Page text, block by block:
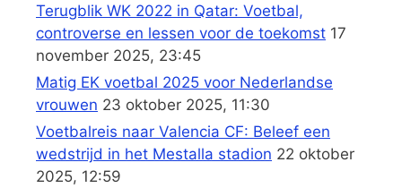
Terugblik WK 2022 in Qatar: Voetbal,
controverse en lessen voor de toekomst 17
november 2025, 23:45
Matig EK voetbal 2025 voor Nederlandse
vrouwen 23 oktober 2025, 11:30
Voetbalreis naar Valencia CF: Beleef een
wedstrijd in het Mestalla stadion 22 oktober
2025, 12:59